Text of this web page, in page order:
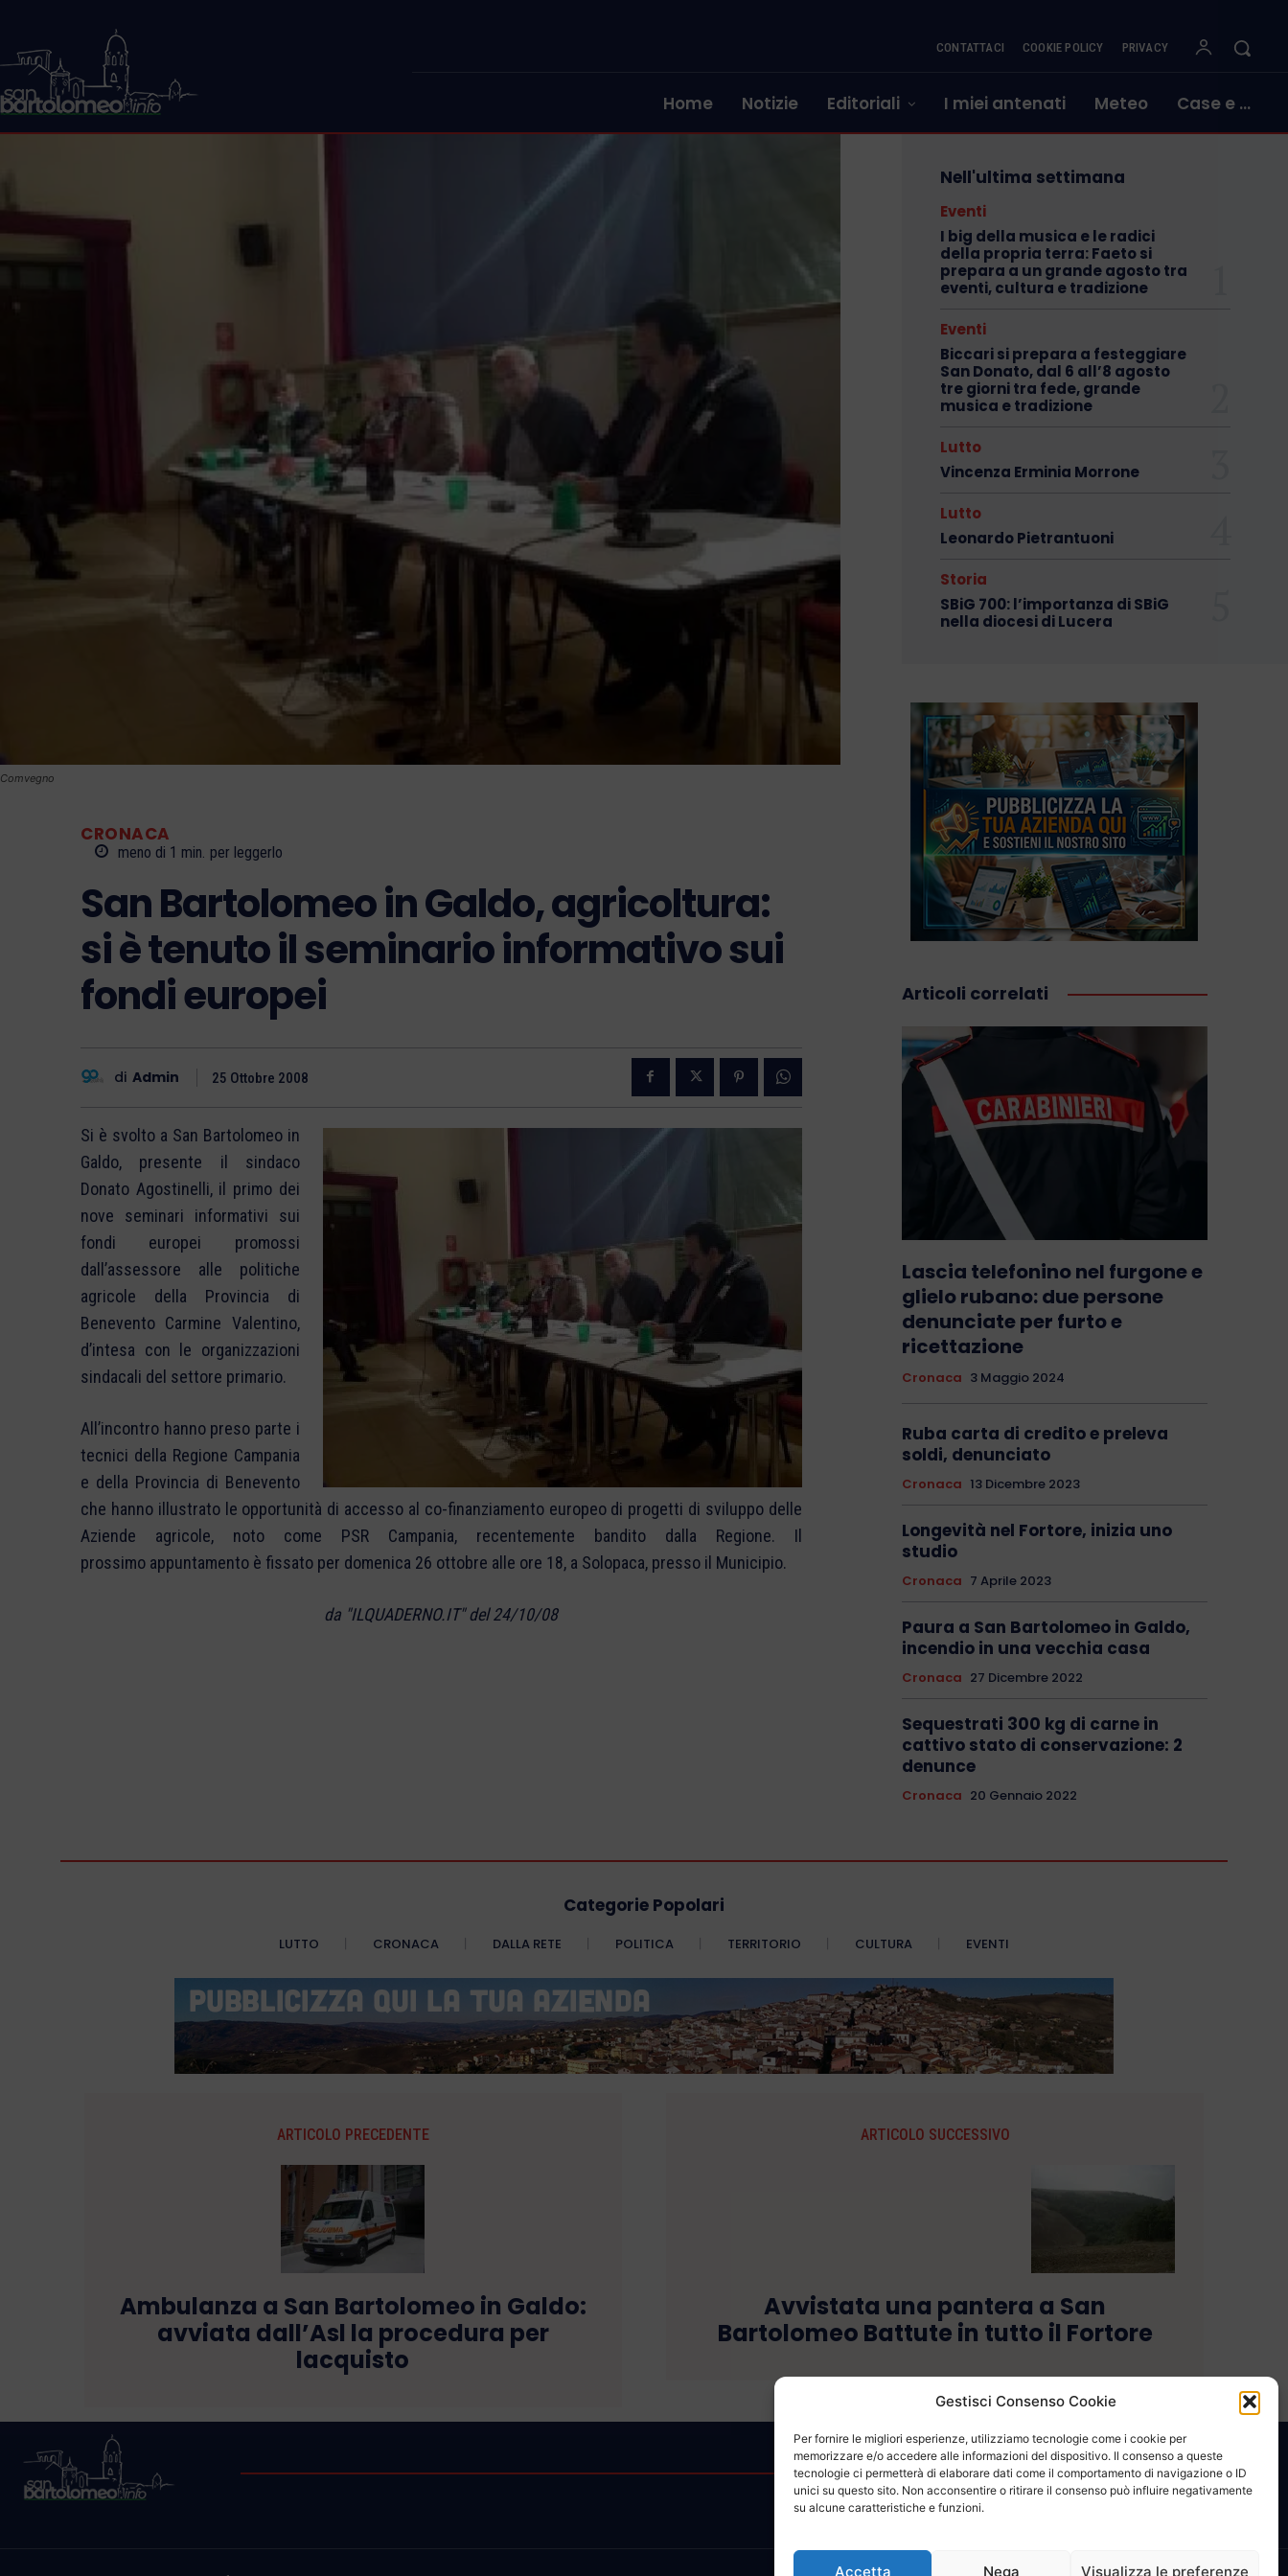
Gestisci Consenso Cookie
Per fornire le migliori esperienze, utilizziamo tecnologie come i cookie per
memorizzare e/o accedere alle informazioni del dispositivo. Il consenso a queste
tecnologie ci permetterà di elaborare dati come il comportamento di navigazione o ID
unici su questo sito. Non acconsentire o ritirare il consenso può influire negativamente
su alcune caratteristiche e funzioni.
Accetta Nega Visualizza le preferenze
CONTATTACI COOKIE POLICY PRIVACY
Home Notizie Editoriali I miei antenati Meteo Case e …
Comvegno
CRONACA
meno di 1 min. per leggerlo
San Bartolomeo in Galdo, agricoltura:
si è tenuto il seminario informativo sui
fondi europei
di Admin 25 Ottobre 2008
Si è svolto a San Bartolomeo in
Galdo, presente il sindaco
Donato Agostinelli, il primo dei
nove seminari informativi sui
fondi europei promossi
dall’assessore alle politiche
agricole della Provincia di
Benevento Carmine Valentino,
d’intesa con le organizzazioni
sindacali del settore primario.
All’incontro hanno preso parte i
tecnici della Regione Campania
e della Provincia di Benevento
che hanno illustrato le opportunità di accesso al co-finanziamento europeo di progetti di sviluppo delle
Aziende agricole, noto come PSR Campania, recentemente bandito dalla Regione. Il
prossimo appuntamento è fissato per domenica 26 ottobre alle ore 18, a Solopaca, presso il Municipio.
da "ILQUADERNO.IT" del 24/10/08
Nell'ultima settimana
Eventi
I big della musica e le radici
della propria terra: Faeto si
prepara a un grande agosto tra
eventi, cultura e tradizione
Eventi
Biccari si prepara a festeggiare
San Donato, dal 6 all’8 agosto
tre giorni tra fede, grande
musica e tradizione
Lutto
Vincenza Erminia Morrone
Lutto
Leonardo Pietrantuoni
Storia
SBiG 700: l’importanza di SBiG
nella diocesi di Lucera
Articoli correlati
Lascia telefonino nel furgone e
glielo rubano: due persone
denunciate per furto e
ricettazione
Cronaca 3 Maggio 2024
Ruba carta di credito e preleva
soldi, denunciato
Cronaca 13 Dicembre 2023
Longevità nel Fortore, inizia uno
studio
Cronaca 7 Aprile 2023
Paura a San Bartolomeo in Galdo,
incendio in una vecchia casa
Cronaca 27 Dicembre 2022
Sequestrati 300 kg di carne in
cattivo stato di conservazione: 2
denunce
Cronaca 20 Gennaio 2022
Categorie Popolari
LUTTO CRONACA DALLA RETE POLITICA TERRITORIO CULTURA EVENTI
ARTICOLO PRECEDENTE
Ambulanza a San Bartolomeo in Galdo:
avviata dall’Asl la procedura per
lacquisto
ARTICOLO SUCCESSIVO
Avvistata una pantera a San
Bartolomeo Battute in tutto il Fortore
CONTATTACI COOKIE POLICY PRIVACY